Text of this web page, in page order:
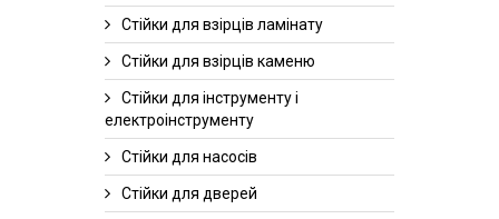
Стійки для взірців ламінату
Стійки для взірців каменю
Стійки для інструменту і
електроінструменту
Стійки для насосів
Стійки для дверей